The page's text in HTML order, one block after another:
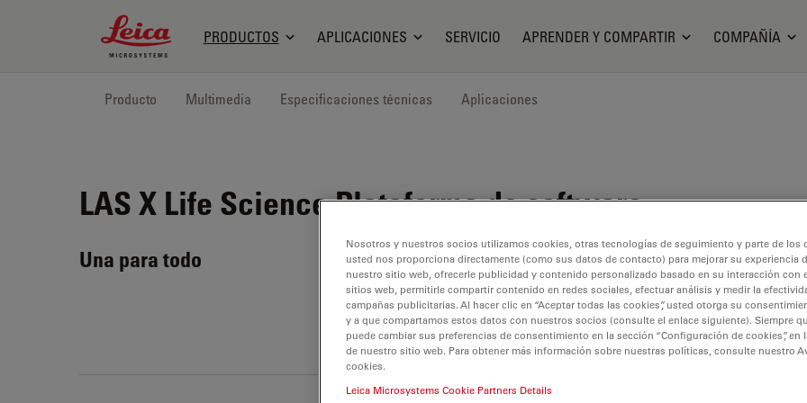
Leica Microsystems Logo
PRODUCTOS APLICACIONES SERVICIO APRENDER Y COMPARTIR COMPAÑÍA
Producto Multimedia Especificaciones técnicas Aplicaciones
LAS X Life SciencePlataforma de software
Una para todo
Nosotros y nuestros socios utilizamos cookies, otras tecnologías de seguimiento y parte de los
usted nos proporciona directamente (como sus datos de contacto) para mejorar su experiencia
nuestro sitio web, ofrecerle publicidad y contenido personalizado basado en su interacción con
sitios web, permitirle compartir contenido en redes sociales, efectuar análisis y medir la
campañas publicitarias. Al hacer clic en “Aceptar todas las cookies”, usted otorga su
y a que compartamos estos datos con nuestros socios (consulte el enlace siguiente). Siempre
puede cambiar sus preferencias de consentimiento en la sección “Configuración de cookies”, en
de nuestro sitio web. Para obtener más información sobre nuestras políticas, consulte nuestro
cookies.
Leica Microsystems Cookie Partners Details